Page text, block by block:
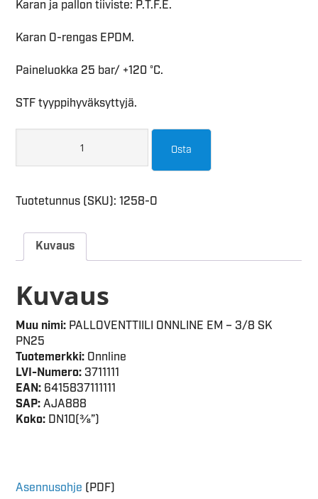
Karan ja pallon tiiviste: P.T.F.E.
Karan O-rengas EPDM.
Paineluokka 25 bar/ +120 °C.
STF tyyppihyväksyttyjä.
Osta
Tuotetunnus (SKU):1258-O
Kuvaus
Kuvaus
Muu nimi: PALLOVENTTIILI ONNLINE EM – 3/8 SK
PN25
Tuotemerkki: Onnline
LVI-Numero: 3711111
EAN: 6415837111111
SAP:AJA888
Koko: DN10(⅜”)
Asennusohje (PDF)